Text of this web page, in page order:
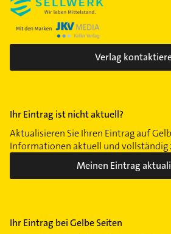
Nymphenburg
Obergiesing
Obermenzing
Ramersdorf
Riem
Schwabing
Schwabing-West
Schwanthalerhöhe
Verlag
Ihr Eintrag ist nicht aktuell?
Aktualisieren Sie Ihren Eintrag auf
Informationen aktuell und vollständig
Meinen Eintrag
Ihr Eintrag bei Gelbe Seiten